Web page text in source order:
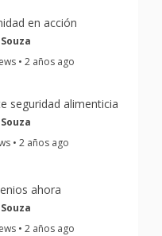
en acción
• 2 años ago
seguridad alimenticia
• 2 años ago
ahora
• 2 años ago